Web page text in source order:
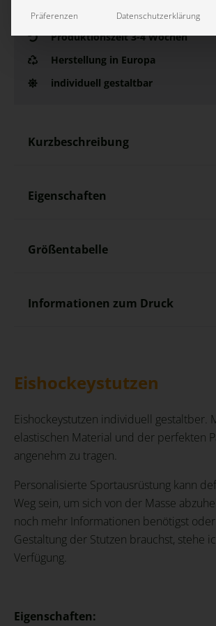
Produktionszeit 3-4 Wochen
Herstellung in Europa
individuell gestaltbar
Kurzbeschreibung
Eigenschaften
Größentabelle
Informationen zum Druck
Eishockeystutzen
Eishockeystutzen individuell gestaltber.
elastischen Material und der perfekten
angenehm zu tragen.
Personalisierte Sportausrüstung kann
Weg sein, um sich von der Masse
noch mehr Informationen benötigst
Gestaltung der Stutzen brauchst, stehe
Verfügung.
Eigenschaften:
Präferenzen Datenschutzerklärung